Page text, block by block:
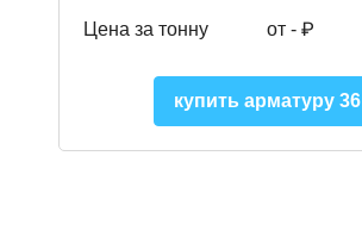
Цена за тонну от - ₽
купить арматуру 36